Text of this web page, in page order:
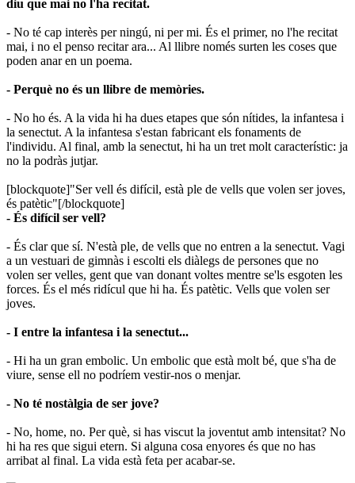
diu que mai no l'ha recitat.
- No té cap interès per ningú, ni per mi. És el primer, no l'he recitat
mai, i no el penso recitar ara... Al llibre només surten les coses que
poden anar en un poema.
- Perquè no és un llibre de memòries.
- No ho és. A la vida hi ha dues etapes que són nítides, la infantesa i
la senectut. A la infantesa s'estan fabricant els fonaments de
l'individu. Al final, amb la senectut, hi ha un tret molt característic: ja
no la podràs jutjar.
[blockquote]"Ser vell és difícil, està ple de vells que volen ser joves,
és patètic"[/blockquote]
- És difícil ser vell?
- És clar que sí. N'està ple, de vells que no entren a la senectut. Vagi
a un vestuari de gimnàs i escolti els diàlegs de persones que no
volen ser velles, gent que van donant voltes mentre se'ls esgoten les
forces. És el més ridícul que hi ha. És patètic. Vells que volen ser
joves.
- I entre la infantesa i la senectut...
- Hi ha un gran embolic. Un embolic que està molt bé, que s'ha de
viure, sense ell no podríem vestir-nos o menjar.
- No té nostàlgia de ser jove?
- No, home, no. Per què, si has viscut la joventut amb intensitat? No
hi ha res que sigui etern. Si alguna cosa enyores és que no has
arribat al final. La vida està feta per acabar-se.